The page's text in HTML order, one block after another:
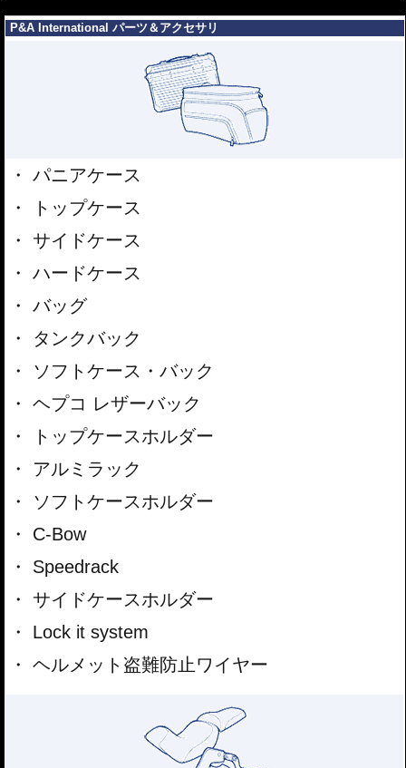
P&A International パーツ＆アクセサリ
パニアケース
トップケース
サイドケース
ハードケース
バッグ
タンクバック
ソフトケース・バック
ヘプコ レザーバック
トップケースホルダー
アルミラック
ソフトケースホルダー
C-Bow
Speedrack
サイドケースホルダー
Lock it system
ヘルメット盗難防止ワイヤー